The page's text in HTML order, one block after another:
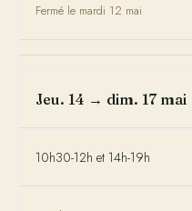
Fermé le mardi 12 mai
Jeu. 14 → dim. 17 mai
10h30-12h et 14h-19h